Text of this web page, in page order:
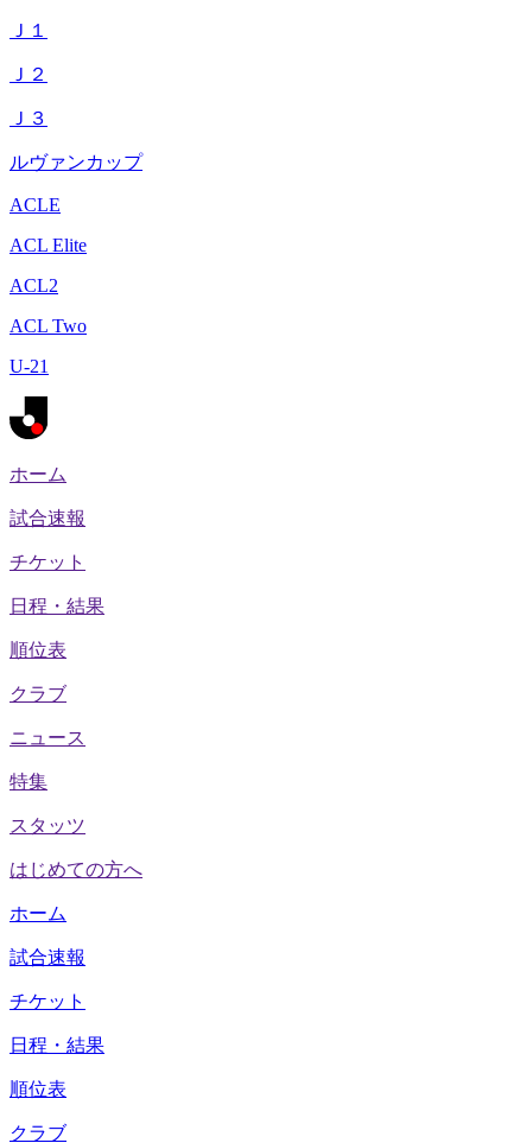
Ｊ１
Ｊ２
Ｊ３
ルヴァンカップ
ACLE
ACL Elite
ACL2
ACL Two
U-21
ホーム
試合速報
チケット
日程・結果
順位表
クラブ
ニュース
特集
スタッツ
はじめての方へ
ホーム
試合速報
チケット
日程・結果
順位表
クラブ